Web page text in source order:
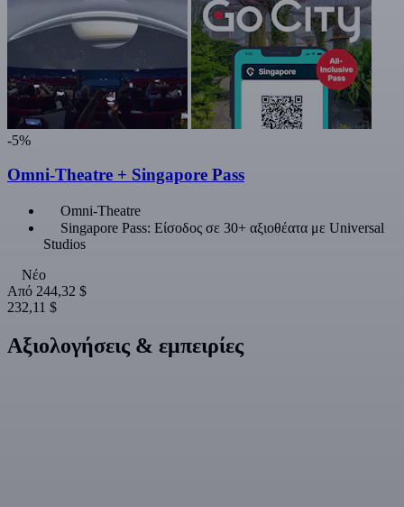
-5%
Omni-Theatre + Singapore Pass
Omni-Theatre
Singapore Pass: Είσοδος σε 30+ αξιοθέατα με Universal
Studios
Νέο
Από 244,32 $
232,11 $
Αξιολογήσεις & εμπειρίες